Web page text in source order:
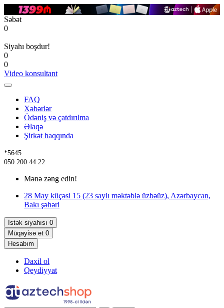
Səbət
0
Siyahı boşdur!
0
0
Video konsultant
FAQ
Xəbərlər
Ödəniş və çatdırılma
Əlaqə
Şirkət haqqında
*5645
050 200 44 22
Mənə zəng edin!
28 May küçəsi 15 (23 saylı məktəblə üzbəüz), Azərbaycan,
Bakı şəhəri
İstək siyahısı 0
Müqayisə et 0
Hesabım
Daxil ol
Qeydiyyat